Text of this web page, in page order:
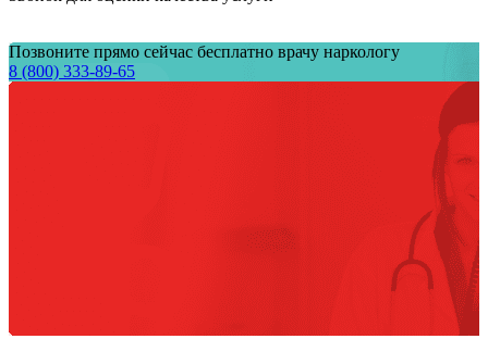
Позвоните прямо сейчас бесплатно врачу наркологу
8 (800) 333-89-65